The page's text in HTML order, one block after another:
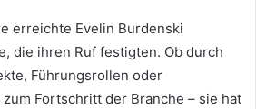
erreichte Evelin Burdenski
die ihren Ruf festigten. Ob durch
Führungsrollen oder
Fortschritt der Branche – sie hat